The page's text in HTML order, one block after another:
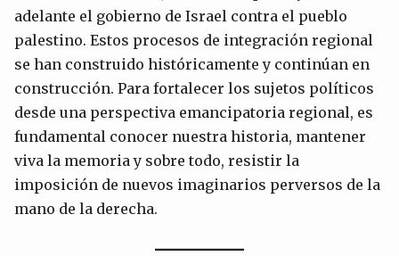
adelante el gobierno de Israel contra el pueblo
palestino. Estos procesos de integración regional
se han construido históricamente y continúan en
construcción. Para fortalecer los sujetos políticos
desde una perspectiva emancipatoria regional, es
fundamental conocer nuestra historia, mantener
viva la memoria y sobre todo, resistir la
imposición de nuevos imaginarios perversos de la
mano de la derecha.